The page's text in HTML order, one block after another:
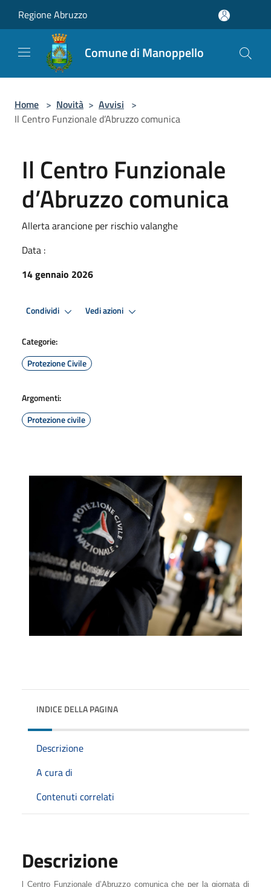
Regione Abruzzo
Comune di Manoppello
Home > Novità > Avvisi >
Il Centro Funzionale d’Abruzzo comunica
Il Centro Funzionale
d’Abruzzo comunica
Allerta arancione per rischio valanghe
Data :
14 gennaio 2026
Condividi Vedi azioni
Categorie:
Protezione Civile
Argomenti:
Protezione civile
INDICE DELLA PAGINA
Descrizione
A cura di
Contenuti correlati
Descrizione
l Centro Funzionale d’Abruzzo comunica che per la giornata di